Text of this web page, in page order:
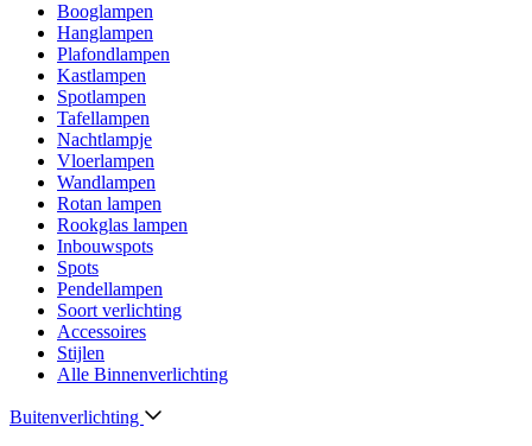
Booglampen
Hanglampen
Plafondlampen
Kastlampen
Spotlampen
Tafellampen
Nachtlampje
Vloerlampen
Wandlampen
Rotan lampen
Rookglas lampen
Inbouwspots
Spots
Pendellampen
Soort verlichting
Accessoires
Stijlen
Alle Binnenverlichting
Buitenverlichting